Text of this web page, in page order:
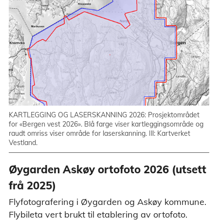
KARTLEGGING OG LASERSKANNING 2026: Prosjektområdet
for «Bergen vest 2026». Blå farge viser kartleggingsområde og
raudt omriss viser område for laserskanning. Ill: Kartverket
Vestland.
Øygarden Askøy ortofoto 2026 (utsett
frå 2025)
Flyfotografering i Øygarden og Askøy kommune.
Flybileta vert brukt til etablering av ortofoto.